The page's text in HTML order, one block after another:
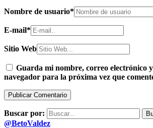
Nombre de usuario*
E-mail*
Sitio Web
Guarda mi nombre, correo electrónico y
navegador para la próxima vez que
Buscar por:
@BetoValdez